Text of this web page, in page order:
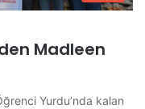
Madleen
Yurdu’nda kalan